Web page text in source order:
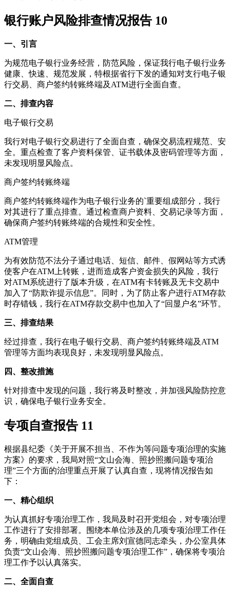
银行账户风险排查情况报告 10
一、引言
为规范电子银行业务经营，防范风险，保证我行电子银行业务
健康、快速、规范发展，特根据省行下发的通知对支行电子银
行交易、商户签约转账终端及ATM进行全面自查。
二、排查内容
电子银行交易
我行对电子银行交易进行了全面自查，确保交易流程规范、安
全。重点检查了客户资料保管、证书载体及密码管理等方面，
未发现明显风险点。
商户签约转账终端
商户签约转账终端作为电子银行业务的`重要组成部分，我行
对其进行了重点排查。通过检查商户资料、交易记录等方面，
确保商户签约转账终端的合规性和安全性。
ATM管理
为有效防范不法分子通过电话、短信、邮件、假网站等方式诱
使客户在ATM上转账，进而造成客户资金损失的风险，我行
对ATM系统进行了版本升级，在ATM有卡转账及无卡交易中
加入了“防欺诈提示信息”。同时，为了防止客户进行ATM存款
时存错钱，我行在ATM存款交易中也加入了“回显户名”环节。
三、排查结果
经过排查，我行在电子银行交易、商户签约转账终端及ATM
管理等方面均表现良好，未发现明显风险点。
四、整改措施
针对排查中发现的问题，我行将及时整改，并加强风险防控意
识，确保电子银行业务安全。
专项自查报告 11
根据县纪委《关于开展不担当、不作为等问题专项治理的实施
方案》的要求，我局对照“文山会海、照抄照搬问题专项治
理”三个方面的治理重点开展了认真自查，现将情况报告如
下：
一、精心组织
为认真抓好专项治理工作，我局及时召开党组会，对专项治理
工作进行了安排部署。围绕本单位涉及的几项专项治理工作任
务，明确由党组成员、工会主席刘宣德同志牵头，办公室具体
负责“文山会海、照抄照搬问题专项治理工作”，确保将专项治
理工作予以认真落实。
二、全面自查